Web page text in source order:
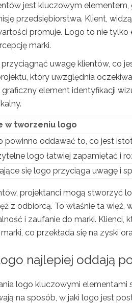
jest kluczowym
przedsiębiorstwa. Klient,
promuje. Logo to nie
marki.
uwagę klientów, co
który uwzględnia
element identyfikacji
w tworzeniu logo
powinno oddawać to, co jest
logo łatwiej zapamiętać i
się logo przyciąga uwagę i
projektanci mogą stworzyć
z odbiorcą. To właśnie ta
i zaufanie do marki. Klienci,
co przekłada się na zyski
najlepiej oddają
logo kluczowymi elementami
na sposób, w jaki logo jest